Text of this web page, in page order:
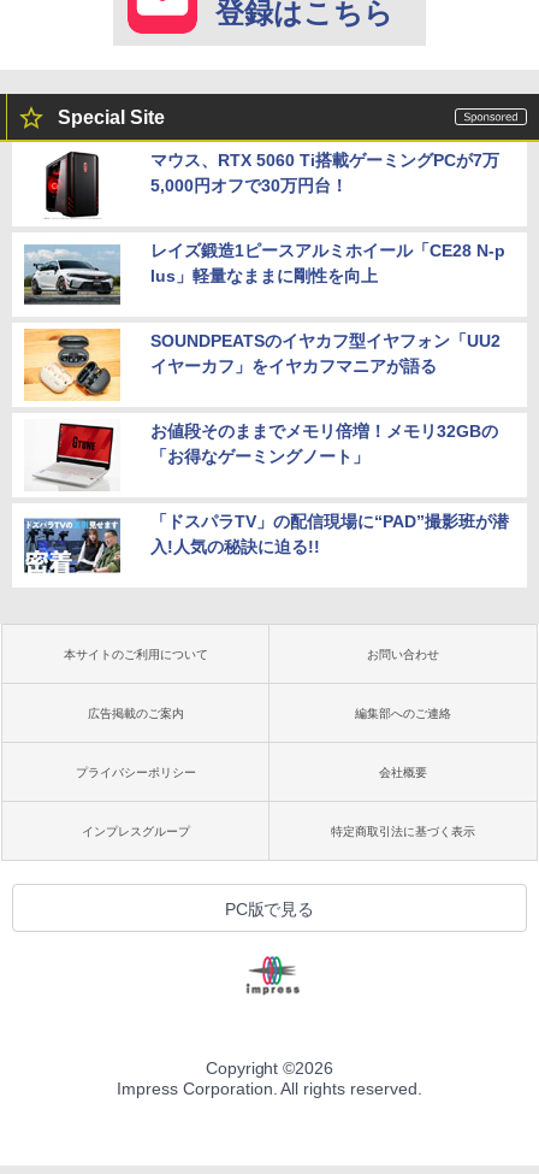
登録はこちら
Special Site
マウス、RTX 5060 Ti搭載ゲーミングPCが7万
5,000円オフで30万円台！
レイズ鍛造1ピースアルミホイール「CE28 N-p
lus」軽量なままに剛性を向上
SOUNDPEATSのイヤカフ型イヤフォン「UU2
イヤーカフ」をイヤカフマニアが語る
お値段そのままでメモリ倍増！メモリ32GBの
「お得なゲーミングノート」
「ドスパラTV」の配信現場に“PAD”撮影班が潜
入!人気の秘訣に迫る!!
本サイトのご利用について お問い合わせ
広告掲載のご案内 編集部へのご連絡
プライバシーポリシー 会社概要
インプレスグループ 特定商取引法に基づく表示
PC版で見る
Copyright ©2026
Impress Corporation. All rights reserved.